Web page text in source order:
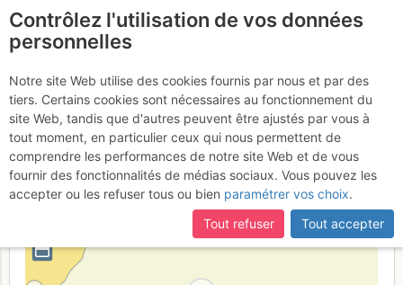
Pointe de Toules
Suisse Valais Valais W - Alpes Pennines W
+
–
Contrôlez l'utilisation de vos données
personnelles
Notre site Web utilise des cookies fournis par nous et par des
tiers. Certains cookies sont nécessaires au fonctionnement du
site Web, tandis que d'autres peuvent être ajustés par vous à
tout moment, en particulier ceux qui nous permettent de
comprendre les performances de notre site Web et de vous
fournir des fonctionnalités de médias sociaux. Vous pouvez les
accepter ou les refuser tous ou bien paramétrer vos choix.
Tout refuser
Tout accepter